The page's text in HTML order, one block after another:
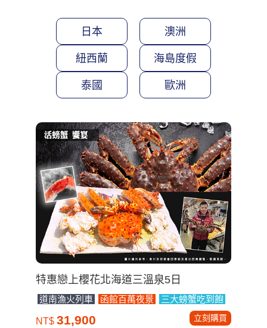
日本 澳洲
紐西蘭 海島度假
泰國 歐洲
特惠戀上櫻花北海道三溫泉5日
道南漁火列車 函館百萬夜景 三大螃蟹吃到飽
NT$ 31,900 立刻購買